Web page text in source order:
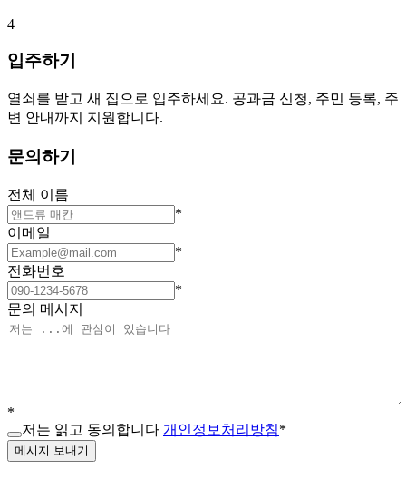
4
입주하기
열쇠를 받고 새 집으로 입주하세요. 공과금 신청, 주민 등록, 주
변 안내까지 지원합니다.
문의하기
전체 이름
*
이메일
*
전화번호
*
문의 메시지
*
저는 읽고 동의합니다 개인정보처리방침*
메시지 보내기